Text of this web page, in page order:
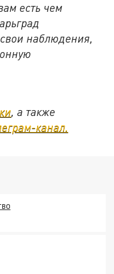
есть чем
наблюдения,
, а также
канал.